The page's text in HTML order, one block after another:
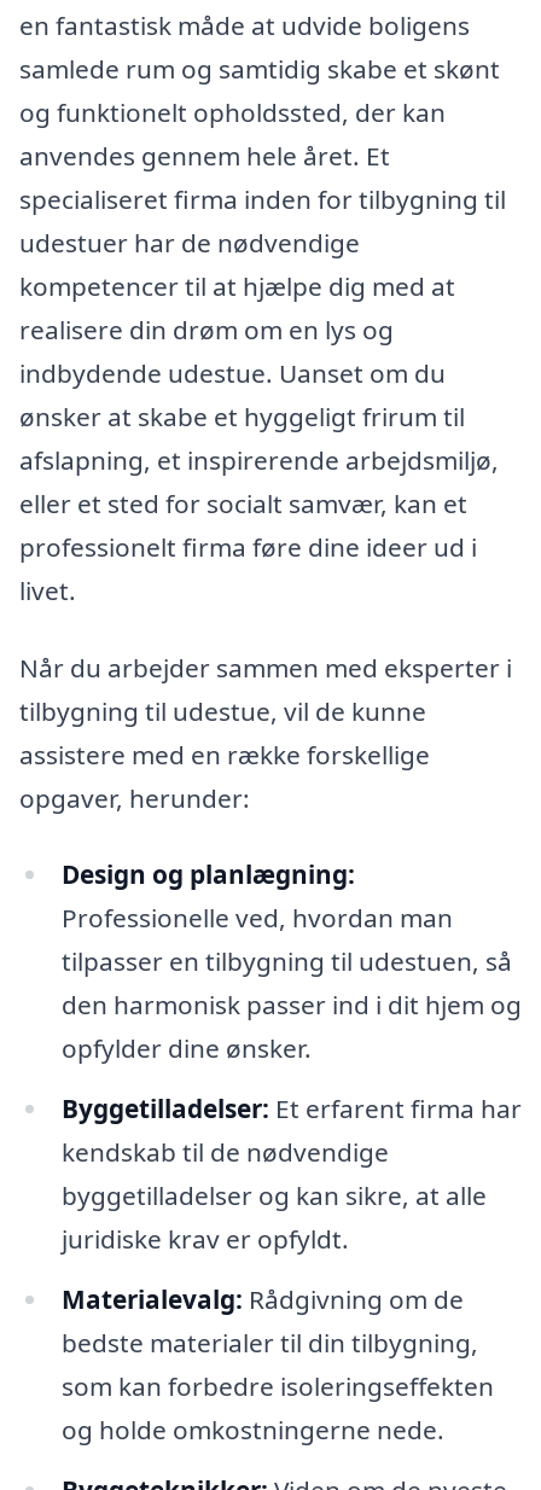
en fantastisk måde at udvide boligens
samlede rum og samtidig skabe et skønt
og funktionelt opholdssted, der kan
anvendes gennem hele året. Et
specialiseret firma inden for tilbygning til
udestuer har de nødvendige
kompetencer til at hjælpe dig med at
realisere din drøm om en lys og
indbydende udestue. Uanset om du
ønsker at skabe et hyggeligt frirum til
afslapning, et inspirerende arbejdsmiljø,
eller et sted for socialt samvær, kan et
professionelt firma føre dine ideer ud i
livet.
Når du arbejder sammen med eksperter i
tilbygning til udestue, vil de kunne
assistere med en række forskellige
opgaver, herunder:
Design og planlægning:
Professionelle ved, hvordan man
tilpasser en tilbygning til udestuen, så
den harmonisk passer ind i dit hjem og
opfylder dine ønsker.
Byggetilladelser: Et erfarent firma har
kendskab til de nødvendige
byggetilladelser og kan sikre, at alle
juridiske krav er opfyldt.
Materialevalg: Rådgivning om de
bedste materialer til din tilbygning,
som kan forbedre isoleringseffekten
og holde omkostningerne nede.